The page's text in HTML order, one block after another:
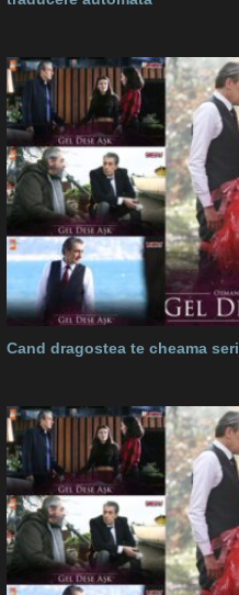
Cand dragostea te cheama